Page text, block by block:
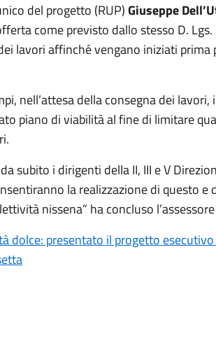
del progetto (RUP)Giuseppe
come previsto dallo stesso D.
lavori affinché vengano iniziati prima
nell’attesa della consegna dei lavori,
piano di viabilità al fine di limitare
subito i dirigenti della II, III e V
la realizzazione di questo
nissena” ha concluso
dolce: presentato il progetto